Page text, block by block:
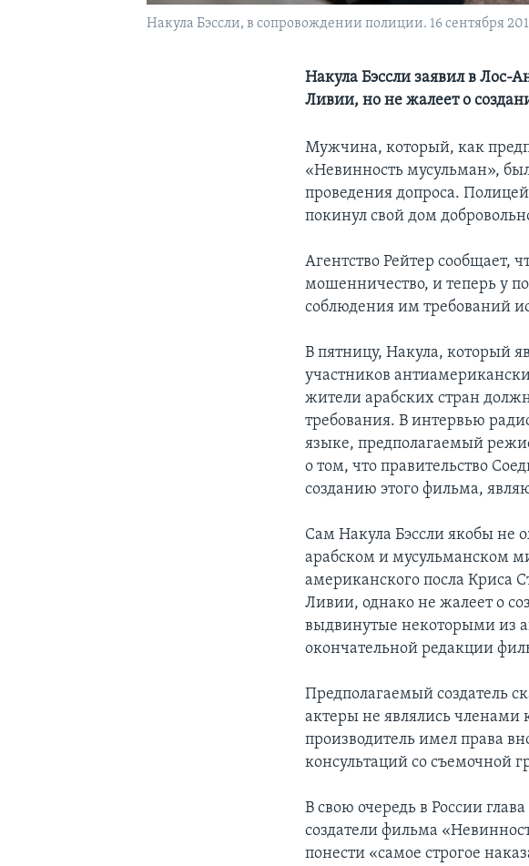
Накула Бэссли, в сопровождении полиции. 16 сентября
Накула Бэссли заявил в Лос-
Ливии, но не жалеет о
Мужчина, который, как
«Невинность мусульман»,
проведения допроса.
покинул свой дом
Агентство Рейтер сообщает,
мошенничество, и теперь у
соблюдения им требований
В пятницу, Накула, который
участников
жители арабских стран
требования. В интервью
языке, предполагаемый
о том, что правительство
созданию этого фильма,
Сам Накула Бэссли якобы не
арабском и мусульманском
американского посла Криса
Ливии, однако не жалеет о
выдвинутые некоторыми из
окончательной редакции
Предполагаемый создатель
актеры не являлись членами
производитель имел права
консультаций со съемочной
В свою очередь в России
создатели фильма
понести «самое строгое